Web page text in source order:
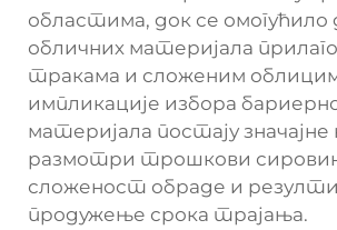
областима, док се омогућило
обличних материјала
тракама и сложеним
импликације избора
материјала постају значајне
размотри трошкови
сложеност обраде и
продужење срока трајања.